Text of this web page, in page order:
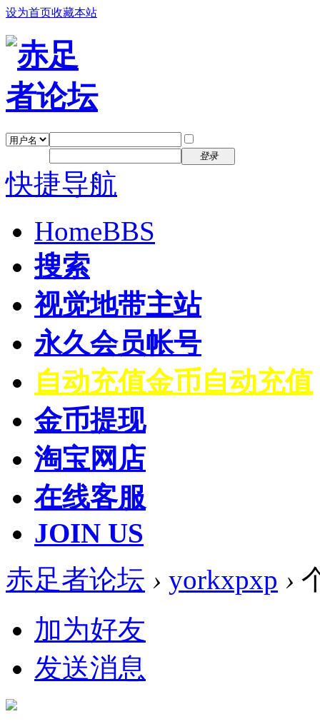
设为首页收藏本站
登录
快捷导航
HomeBBS
搜索
视觉地带主站
永久会员帐号
自动充值金币自动充值
金币提现
淘宝网店
在线客服
JOIN US
赤足者论坛 › yorkxpxp ›
加为好友
发送消息